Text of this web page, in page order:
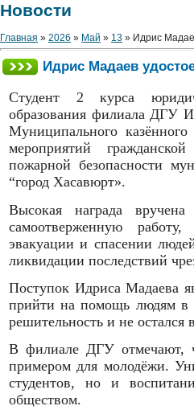
Новости
Главная » 2026 » Май » 13 » Идрис
Идрис Мадаев
Студент 2 курса
образования филиала ДГУ
Муниципального
мероприятий
пожарной безопасности
“город Хасавюрт».
Высокая награда вручена
самоотверженную
эвакуации и спасении
ликвидации последствий
Поступок Идриса Мадаева
прийти на помощь людям в
решительность и не остался
В филиале ДГУ отмечают,
примером для молодёжи.
студентов, но и
обществом.